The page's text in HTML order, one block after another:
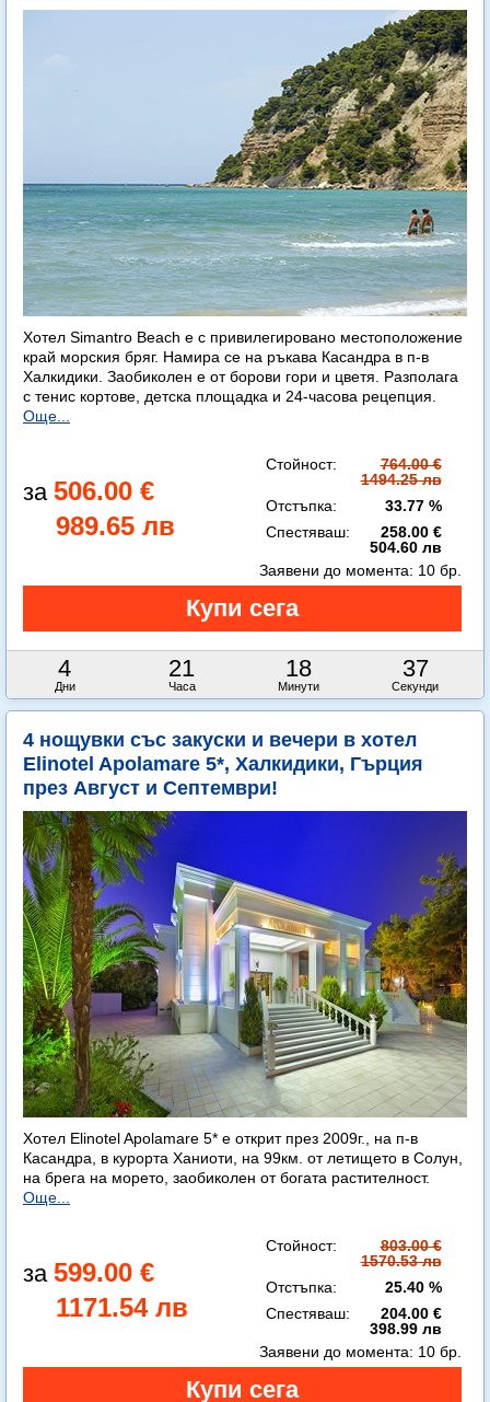
Хотел Simantro Beach е с привилегировано местоположение
край морския бряг. Намира се на ръкава Касандра в п-в
Халкидики. Заобиколен е от борови гори и цветя. Разполага
с тенис кортове, детска площадка и 24-часова рецепция.
Още...
506.00 €
989.65 лв
Стойност:
764.00 €
1494.25 лв
Отстъпка:
33.77 %
Спестяваш:
258.00 €
504.60 лв
4
Дни
21
Часа
18
Минути
35
Секунди
Заявени до момента: 10 бр.
4 нощувки със закуски и вечери в хотел
Elinotel Apolamare 5*, Халкидики, Гърция
през Август и Септември!
Хотел Elinotel Apolamare 5* е открит през 2009г., на п-в
Касандра, в курорта Ханиоти, на 99км. от летището в Солун,
на брега на морето, заобиколен от богата растителност.
Още...
599.00 €
1171.54 лв
Стойност:
803.00 €
1570.53 лв
Отстъпка:
25.40 %
Спестяваш:
204.00 €
398.99 лв
Заявени до момента: 10 бр.